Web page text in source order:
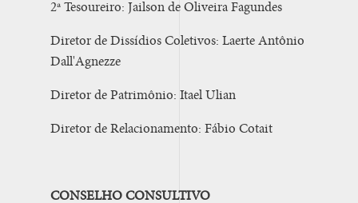
2ª Tesoureiro: Jailson de Oliveira Fagundes
Diretor de Dissídios Coletivos: Laerte Antônio
Dall'Agnezze
Diretor de Patrimônio: Itael Ulian
Diretor de Relacionamento: Fábio Cotait
CONSELHO CONSULTIVO